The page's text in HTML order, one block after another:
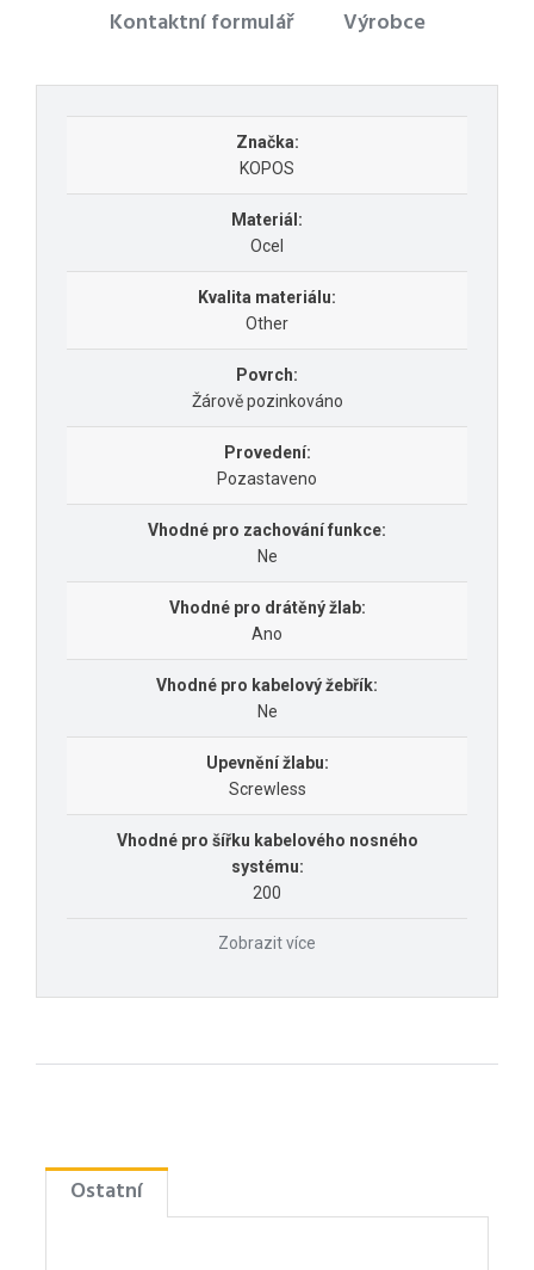
Kontaktní formulář
Výrobce
Značka:
KOPOS
Materiál:
Ocel
Kvalita materiálu:
Other
Povrch:
Žárově pozinkováno
Provedení:
Pozastaveno
Vhodné pro zachování funkce:
Ne
Vhodné pro drátěný žlab:
Ano
Vhodné pro kabelový žebřík:
Ne
Upevnění žlabu:
Screwless
Vhodné pro šířku kabelového nosného
systému:
200
Zobrazit více
Ostatní